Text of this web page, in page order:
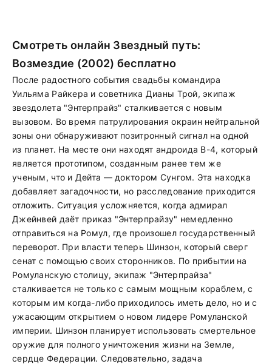
Смотреть онлайн Звездный путь:
Возмездие (2002) бесплатно
После радостного события свадьбы командира
Уильяма Райкера и советника Дианы Трой, экипаж
звездолета "Энтерпрайз" сталкивается с новым
вызовом. Во время патрулирования окраин нейтральной
зоны они обнаруживают позитронный сигнал на одной
из планет. На месте они находят андроида B-4, который
является прототипом, созданным ранее тем же
ученым, что и Дейта — доктором Сунгом. Эта находка
добавляет загадочности, но расследование приходится
отложить. Ситуация усложняется, когда адмирал
Джейнвей даёт приказ "Энтерпрайзу" немедленно
отправиться на Ромул, где произошел государственный
переворот. При власти теперь Шинзон, который сверг
сенат с помощью своих сторонников. По прибытии на
Ромуланскую столицу, экипаж "Энтерпрайза"
сталкивается не только с самым мощным кораблем, с
которым им когда-либо приходилось иметь дело, но и с
ужасающим открытием о новом лидере Ромуланской
империи. Шинзон планирует использовать смертельное
оружие для полного уничтожения жизни на Земле,
сердце Федерации. Следовательно, задача